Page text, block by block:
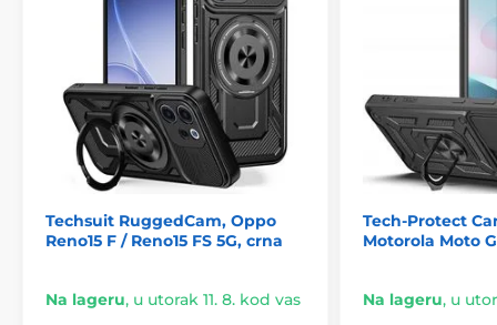
Techsuit RuggedCam, Oppo
Reno15 F / Reno15 FS 5G, crna
Na lageru, u utorak 11. 8. kod vas
Tech-Protect
Motorola Moto
Na lageru, u